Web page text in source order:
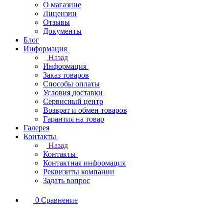
О магазине
Лицензии
Отзывы
Документы
Блог
Информация
Назад
Информация
Заказ товаров
Способы оплаты
Условия доставки
Сервисный центр
Возврат и обмен товаров
Гарантия на товар
Галерея
Контакты
Назад
Контакты
Контактная информация
Реквизиты компании
Задать вопрос
0 Сравнение